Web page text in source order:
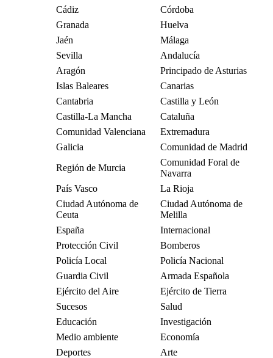
Cádiz
Córdoba
Granada
Huelva
Jaén
Málaga
Sevilla
Andalucía
Aragón
Principado de Asturias
Islas Baleares
Canarias
Cantabria
Castilla y León
Castilla-La Mancha
Cataluña
Comunidad Valenciana
Extremadura
Galicia
Comunidad de Madrid
Región de Murcia
Comunidad Foral de
Navarra
País Vasco
La Rioja
Ciudad Autónoma de
Ceuta
Ciudad Autónoma de
Melilla
España
Internacional
Protección Civil
Bomberos
Policía Local
Policía Nacional
Guardia Civil
Armada Española
Ejército del Aire
Ejército de Tierra
Sucesos
Salud
Educación
Investigación
Medio ambiente
Economía
Deportes
Arte